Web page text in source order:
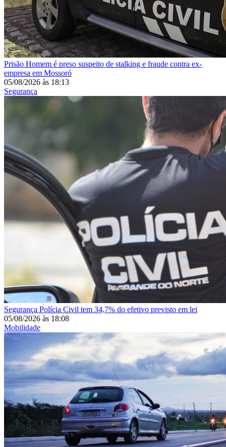
Prisão Homem é preso suspeito de stalking e fraude contra ex-
empresa em Mossoró
05/08/2026 às 18:13
Segurança
Segurança Polícia Civil tem 34,7% do efetivo previsto em lei
05/08/2026 às 18:08
Mobilidade